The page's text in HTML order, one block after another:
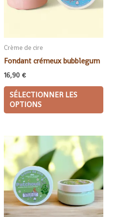
Crème de cire
Fondant crémeux bubblegum
16,90 €
SÉLECTIONNER LES
OPTIONS